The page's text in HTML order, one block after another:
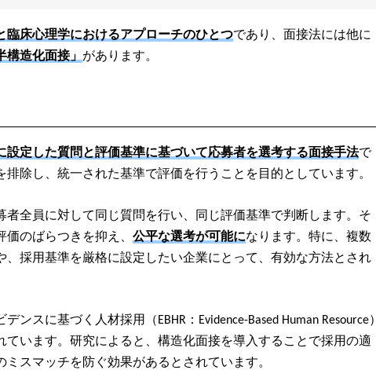
臨床心理学におけるアプローチのひとつであり、面接法には他に
構造化面接」 があります。
設定した質問と評価基準に基づいて応募者を選考する面接手法で
排除し、統一された基準で評価を行うことを目的としています。
者全員に対して同じ質問を行い、同じ評価基準で判断します。そ
のばらつきを抑え、 公平な選考が可能になります。特に、複数
、採用基準を厳格に設定したい企業にとって、有効な方法とされ
ンスに基づく人材採用（EBHR：Evidence-Based Human Resource）
ています。研究によると、構造化面接を導入することで採用の適
ミスマッチを防ぐ効果があるとされています。